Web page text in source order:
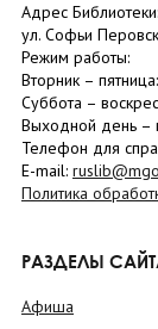
Адрес
ул. Софьи
Режим работы:
Вторник – пятница
Суббота – в
Выходной день –
Телефон для
E-mail:
Политика
РАЗДЕЛЫ
Афиша